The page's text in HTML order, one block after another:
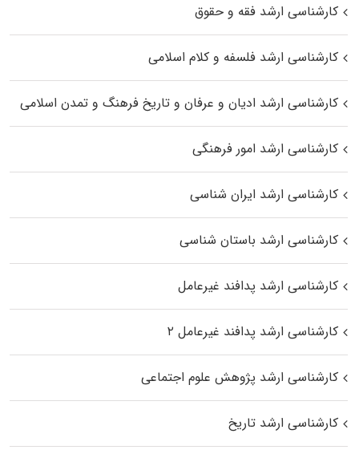
کارشناسی ارشد فقه و حقوق
کارشناسی ارشد فلسفه و کلام اسلامی
کارشناسی ارشد ادیان و عرفان و تاریخ فرهنگ و تمدن اسلامی
کارشناسی ارشد امور فرهنگی
کارشناسی ارشد ایران شناسی
کارشناسی ارشد باستان شناسی
کارشناسی ارشد پدافند غیرعامل
کارشناسی ارشد پدافند غیرعامل ۲
کارشناسی ارشد پژوهش علوم اجتماعی
کارشناسی ارشد تاریخ